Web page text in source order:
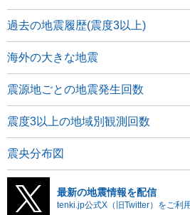
過去の地震履歴(震度3以上)
海外の大きな地震
震源地ごとの地震発生回数
震度3以上の地域別観測回数
震央分布図
最新の地震情報を配信
tenki.jp公式X（旧Twitter）をご利